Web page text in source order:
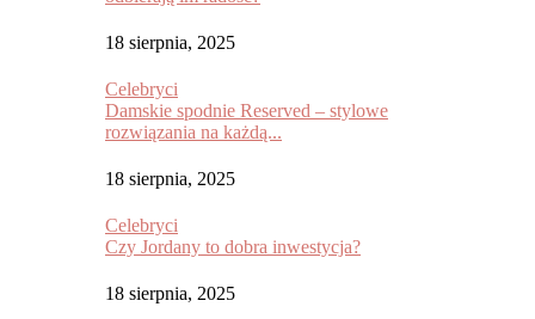
18 sierpnia, 2025
Celebryci
Damskie spodnie Reserved – stylowe
rozwiązania na każdą...
18 sierpnia, 2025
Celebryci
Czy Jordany to dobra inwestycja?
18 sierpnia, 2025